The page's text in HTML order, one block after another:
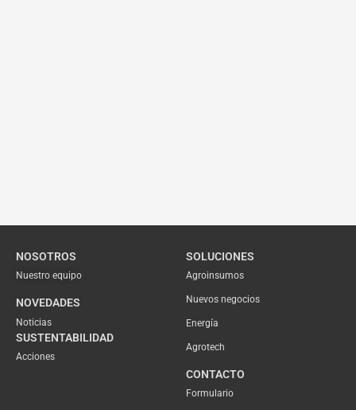
NOSOTROS
Nuestro equipo
NOVEDADES
Noticias
SUSTENTABILIDAD
Acciones
SOLUCIONES
Agroinsumos
Nuevos negocios
Energía
Agrotech
CONTACTO
Formulario